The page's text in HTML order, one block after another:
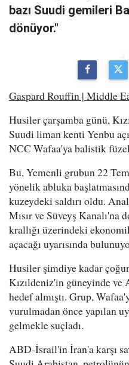
bazı Suudi gemileri
dönüyor."
Gaspard Rouffin | Middle
Husiler çarşamba günü,
Suudi liman kenti Yenbu
NCC Wafaa'ya balistik
Bu, Yemenli grubun 22
yönelik abluka
kuzeydeki saldırı oldu.
Mısır ve Süveyş Kanalı'na
krallığı üzerindeki
açacağı uyarısında
Husiler şimdiye kadar
Kızıldeniz'in güneyinde
hedef almıştı. Grup,
vurulmadan önce yapılan
gelmekle suçladı.
ABD-İsrail'in İran'a karşı